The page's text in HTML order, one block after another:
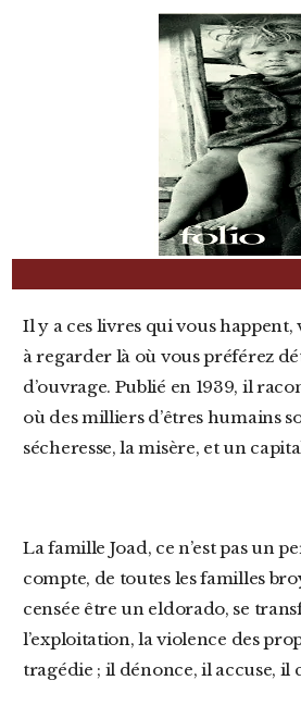
Il y a ces livres qui vous happent, vous retournent, vous tirent par la manche pour vous forcer
à regarder là où vous préférez
d’ouvrage. Publié en 1939, il
où des milliers d’êtres humains
sécheresse, la misère, et un
La famille Joad, ce n’est pas un personnage de roman, c’est la somme de tous les laissés-pour-
compte, de toutes les familles
censée être un eldorado, se
l’exploitation, la violence des
tragédie ; il dénonce, il accuse, il